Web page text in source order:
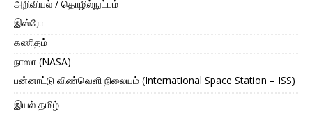
அறிவியல் / தொழில்நுட்பம்
இஸ்ரோ
கணிதம்
நாஸா (NASA)
பன்னாட்டு விண்வெளி நிலையம் (International Space Station – ISS)
இயல் தமிழ்